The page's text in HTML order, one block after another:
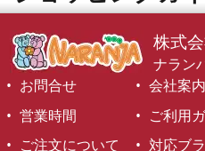
株式
ナラン
お問合せ
会社案内
営業時間
ご利用
ご注文について
対応ブ